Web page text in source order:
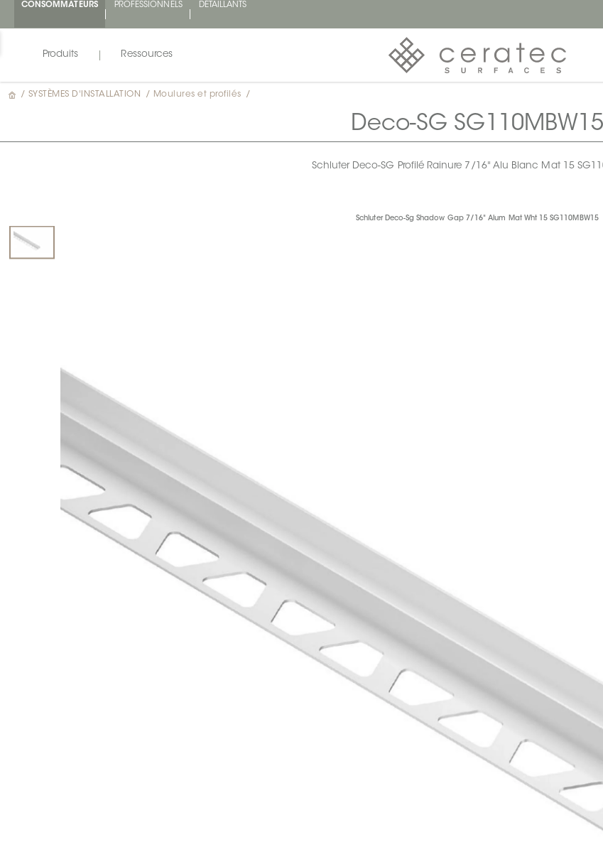
CONSOMMATEURS PROFESSIONNELS
DÉTAILLANTS
Produits Ressources
/ SYSTÈMES D'INSTALLATION / Moulures et profilés /
Deco-SG SG110MBW15
Schluter Deco-SG Profilé Rainure 7/16" Alu Blanc Mat 15
Schluter Deco-Sg Shadow Gap 7/16" Alum Mat Wht 15 SG110MBW15